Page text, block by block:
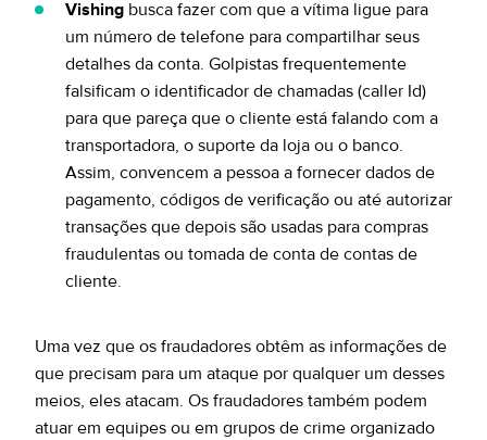
Vishing busca fazer com que a vítima ligue para
um número de telefone para compartilhar seus
detalhes da conta. Golpistas frequentemente
falsificam o identificador de chamadas (caller Id)
para que pareça que o cliente está falando com a
transportadora, o suporte da loja ou o banco.
Assim, convencem a pessoa a fornecer dados de
pagamento, códigos de verificação ou até autorizar
transações que depois são usadas para compras
fraudulentas ou tomada de conta de contas de
cliente.
Uma vez que os fraudadores obtêm as informações de
que precisam para um ataque por qualquer um desses
meios, eles atacam. Os fraudadores também podem
atuar em equipes ou em grupos de crime organizado